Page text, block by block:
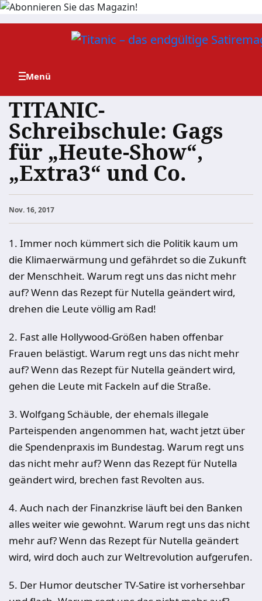
Zum
TITANIC-
Schreibschule: Gags
für „Heute-Show“,
„Extra3“ und Co.
Nov. 16, 2017
1. Immer noch kümmert sich die Politik kaum um
die Klimaerwärmung und gefährdet so die Zukunft
der Menschheit. Warum regt uns das nicht mehr
auf? Wenn das Rezept für Nutella geändert wird,
drehen die Leute völlig am Rad!
2. Fast alle Hollywood-Größen haben offenbar
Frauen belästigt. Warum regt uns das nicht mehr
auf? Wenn das Rezept für Nutella geändert wird,
gehen die Leute mit Fackeln auf die Straße.
3. Wolfgang Schäuble, der ehemals illegale
Parteispenden angenommen hat, wacht jetzt über
die Spendenpraxis im Bundestag. Warum regt uns
das nicht mehr auf? Wenn das Rezept für Nutella
geändert wird, brechen fast Revolten aus.
4. Auch nach der Finanzkrise läuft bei den Banken
alles weiter wie gewohnt. Warum regt uns das nicht
mehr auf? Wenn das Rezept für Nutella geändert
wird, wird doch auch zur Weltrevolution aufgerufen.
5. Der Humor deutscher TV-Satire ist vorhersehbar